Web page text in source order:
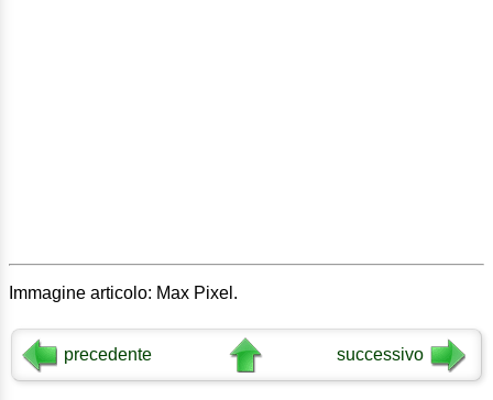
Immagine articolo: Max Pixel.
precedente successivo